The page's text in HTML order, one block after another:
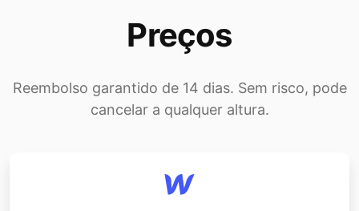
Preços
Reembolso garantido de 14 dias. Sem risco, pode
cancelar a qualquer altura.